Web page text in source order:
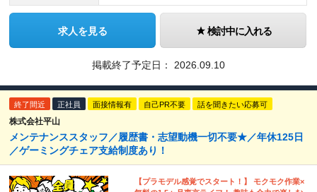
求人を見る 検討中に入れる
掲載終了予定日： 2026.09.10
終了間近 正社員 面接情報有 自己PR不要 話を聞きたい応募可
株式会社平山
メンテナンススタッフ／履歴書・志望動機一切不要★／年休125日
／ゲーミングチェア支給制度あり！
【プラモデル感覚でスタート！】 モクモク作業×